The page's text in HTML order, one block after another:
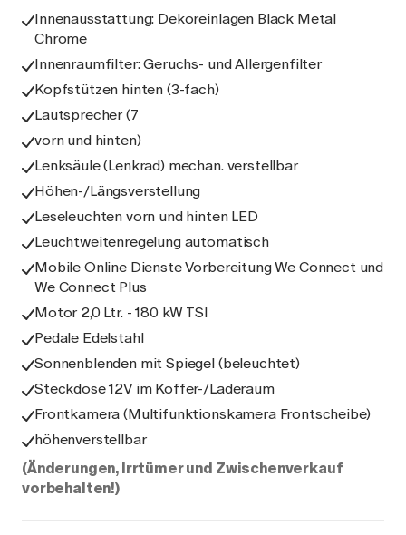
Innenausstattung: Dekoreinlagen Black Metal
Chrome
Innenraumfilter: Geruchs- und Allergenfilter
Kopfstützen hinten (3-fach)
Lautsprecher (7
vorn und hinten)
Lenksäule (Lenkrad) mechan. verstellbar
Höhen-/Längsverstellung
Leseleuchten vorn und hinten LED
Leuchtweitenregelung automatisch
Mobile Online Dienste Vorbereitung We Connect und
We Connect Plus
Motor 2,0 Ltr. - 180 kW TSI
Pedale Edelstahl
Sonnenblenden mit Spiegel (beleuchtet)
Steckdose 12V im Koffer-/Laderaum
Frontkamera (Multifunktionskamera Frontscheibe)
höhenverstellbar
(Änderungen, Irrtümer und Zwischenverkauf
vorbehalten!)